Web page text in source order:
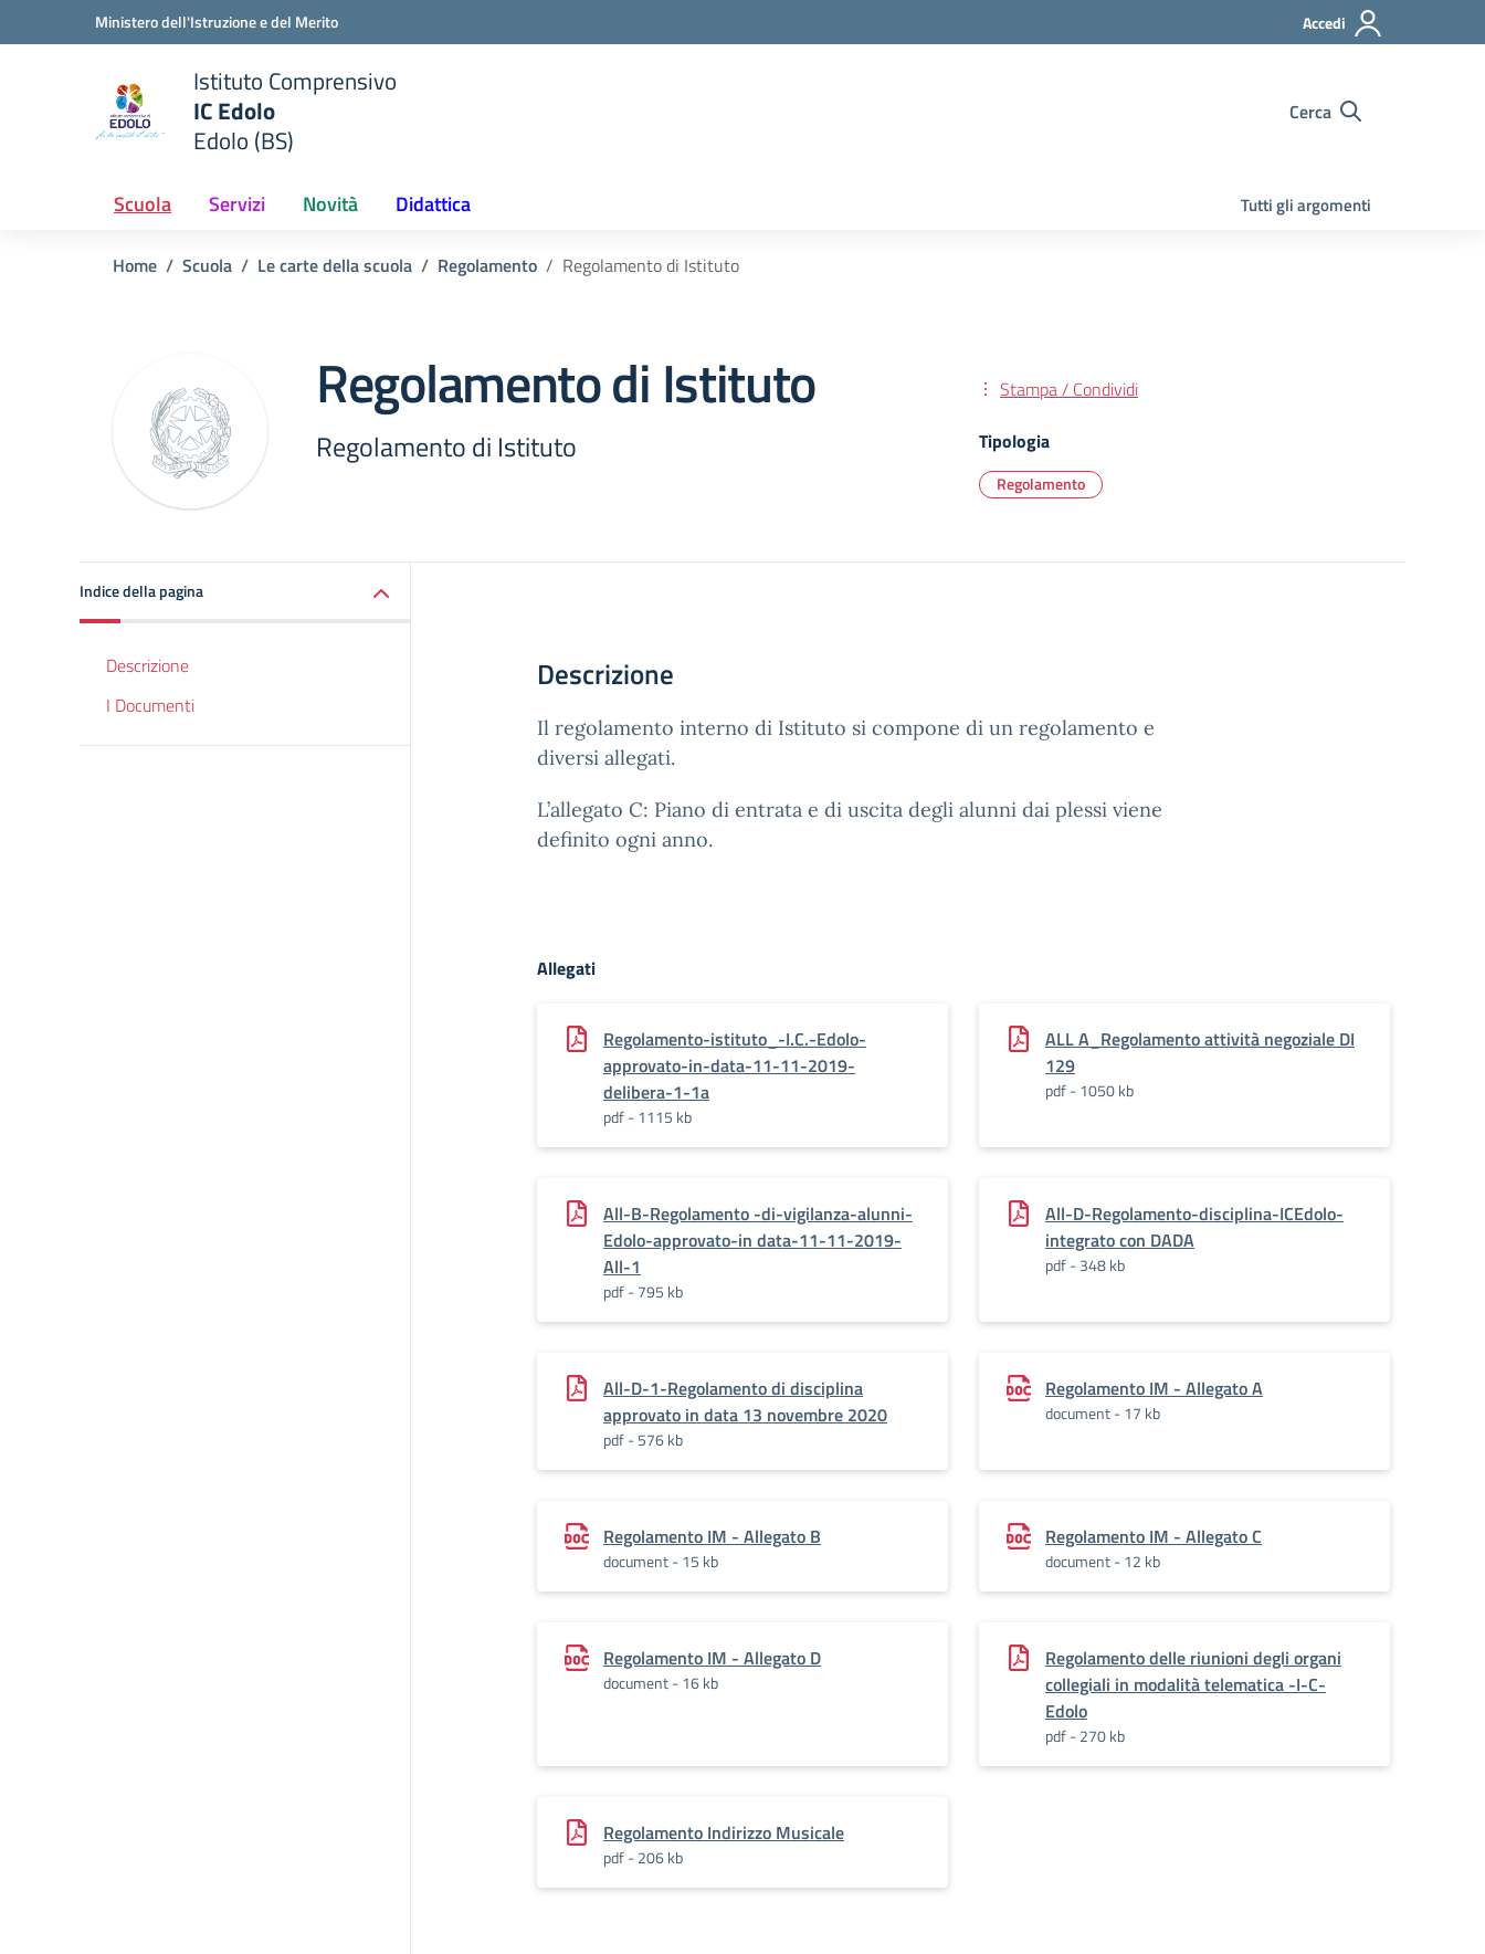
Vai ai contenuti
Vai al menu di navigazioneMinistero dell'Istruzione e del Merito Accedi
scuola
Istituto Comprensivo
IC Edolo
Edolo (BS)
Cerca
Scuola Servizi Novità Didattica Tutti gli argomenti
Home Scuola Le carte della scuola Regolamento Regolamento di Istituto
Regolamento di Istituto
Regolamento di Istituto
Stampa / Condividi
Tipologia
Regolamento
Indice della pagina
Descrizione
I Documenti
Descrizione
Il regolamento interno di Istituto si compone di un regolamento e
diversi allegati.
L’allegato C: Piano di entrata e di uscita degli alunni dai plessi viene
definito ogni anno.
Allegati
Regolamento-istituto_-I.C.-Edolo-
approvato-in-data-11-11-2019-
delibera-1-1a
pdf - 1115 kb
ALL A_Regolamento attività negoziale DI
129
pdf - 1050 kb
All-B-Regolamento -di-vigilanza-alunni-
Edolo-approvato-in data-11-11-2019-
All-1
pdf - 795 kb
All-D-Regolamento-disciplina-ICEdolo-
integrato con DADA
pdf - 348 kb
All-D-1-Regolamento di disciplina
approvato in data 13 novembre 2020
pdf - 576 kb
Regolamento IM - Allegato A
document - 17 kb
Regolamento IM - Allegato B
document - 15 kb
Regolamento IM - Allegato C
document - 12 kb
Regolamento IM - Allegato D
document - 16 kb
Regolamento delle riunioni degli organi
collegiali in modalità telematica -I-C-
Edolo
pdf - 270 kb
Regolamento Indirizzo Musicale
pdf - 206 kb